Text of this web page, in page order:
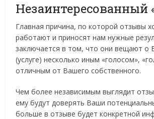
Незаинтересованный
Главная причина, по которой отзывы
работают и приносят нам нужные
заключается в том, что они вещают о
(услуге) несколько иным «голосом»,
отличным от Вашего собственного.
Чем более независимым выглядит
ему будут доверять Ваши
больше в отзыве будет конкретной